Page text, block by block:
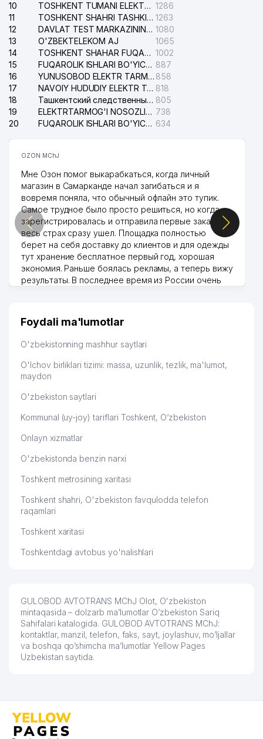
10
TOSHKENT TUMANI ELEKTR TARMOG'I AVARIYA XIZMATI 1286
11
TOSHKENT SHAHRI TASHKILOT TELEFONLARI HAQIDA MA'LUMOT BYUROSI 1263
12
DAVLAT TEST MARKAZINING ISHONCH TELEFONLARI 1080
13
O'ZBEKTELEKOM AJ
1065
14
TOSHKENT SHAHAR FUQAROLIK ISHLARI BO'YICHA SUDI 1002
15
FUQAROLIK ISHLARI BO'YICHA YAKKASAROY TUMANLARARO SUDI 887
16
YUNUSOBOD ELEKTR TARMOG'I NOSOZLIKLARI XIZMATI 858
17
NAVOIY HUDUDIY ELEKTR TARMOQLARI KORXONASI AJ 818
18
Ташкентский следственный изолятор 805
19
ELEKTRTARMOG'I NOSOZLIKLARINI TO'ZATISH SERGELI XIZMATI 738
20
FUQAROLIK ISHLARI BO'YICHA UCH-TEPA TUMANI SUDI 634
OZON MChJ
Мне Озон помог выкарабкаться, когда личный
магазин в Самарканде начал загибаться и я
вовремя поняла, что обычный офлайн это тупик.
Самое трудное было просто решиться, но когда
зарегистрировалась и отправила первые заказы,
весь страх сразу ушел. Площадка полностью
берет на себя доставку до клиентов и для одежды
тут хранение бесплатное первый год, хорошая
экономия. Раньше боялась рекламы, а теперь вижу
результаты. В последнее время из России очень
дальше развиваюсь потихоньку😊
Hamida 03.08.2026 12:45:39
Foydali ma'lumotlar
O'zbekistonning mashhur saytlari
O'lchov birliklari tizimi: massa, uzunlik, tezlik, ma'lumot,
maydon
O'zbekiston saytlari
Kommunal (uy-joy) tariflari Toshkent, O‘zbekiston
Onlayn xizmatlar
O'zbekistonda benzin narxi
Toshkent metrosining xaritasi
Toshkent shahri, O'zbekiston favqulodda telefon
raqamlari
Toshkent xaritasi
Toshkentdagi avtobus yo'nalishlari
GULOBOD AVTOTRANS MChJ Olot, O'zbekiston
mintaqasida – dolzarb ma’lumotlar O’zbekiston Sariq
Sahifalari katalogida. GULOBOD AVTOTRANS MChJ:
kontaktlar, manzil, telefon, faks, sayt, joylashuv, mo’ljallar
va boshqa qo’shimcha ma’lumotlar Yellow Pages
Uzbekistan saytida.